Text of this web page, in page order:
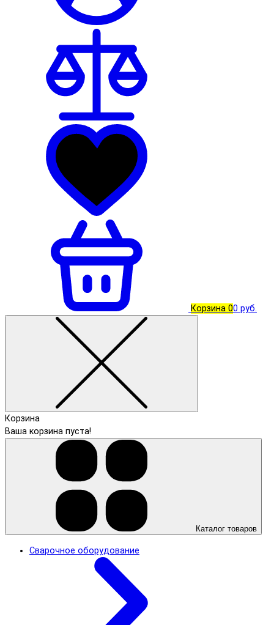
Корзина 00 руб.
Корзина
Ваша корзина пуста!
Каталог товаров
Сварочное оборудование